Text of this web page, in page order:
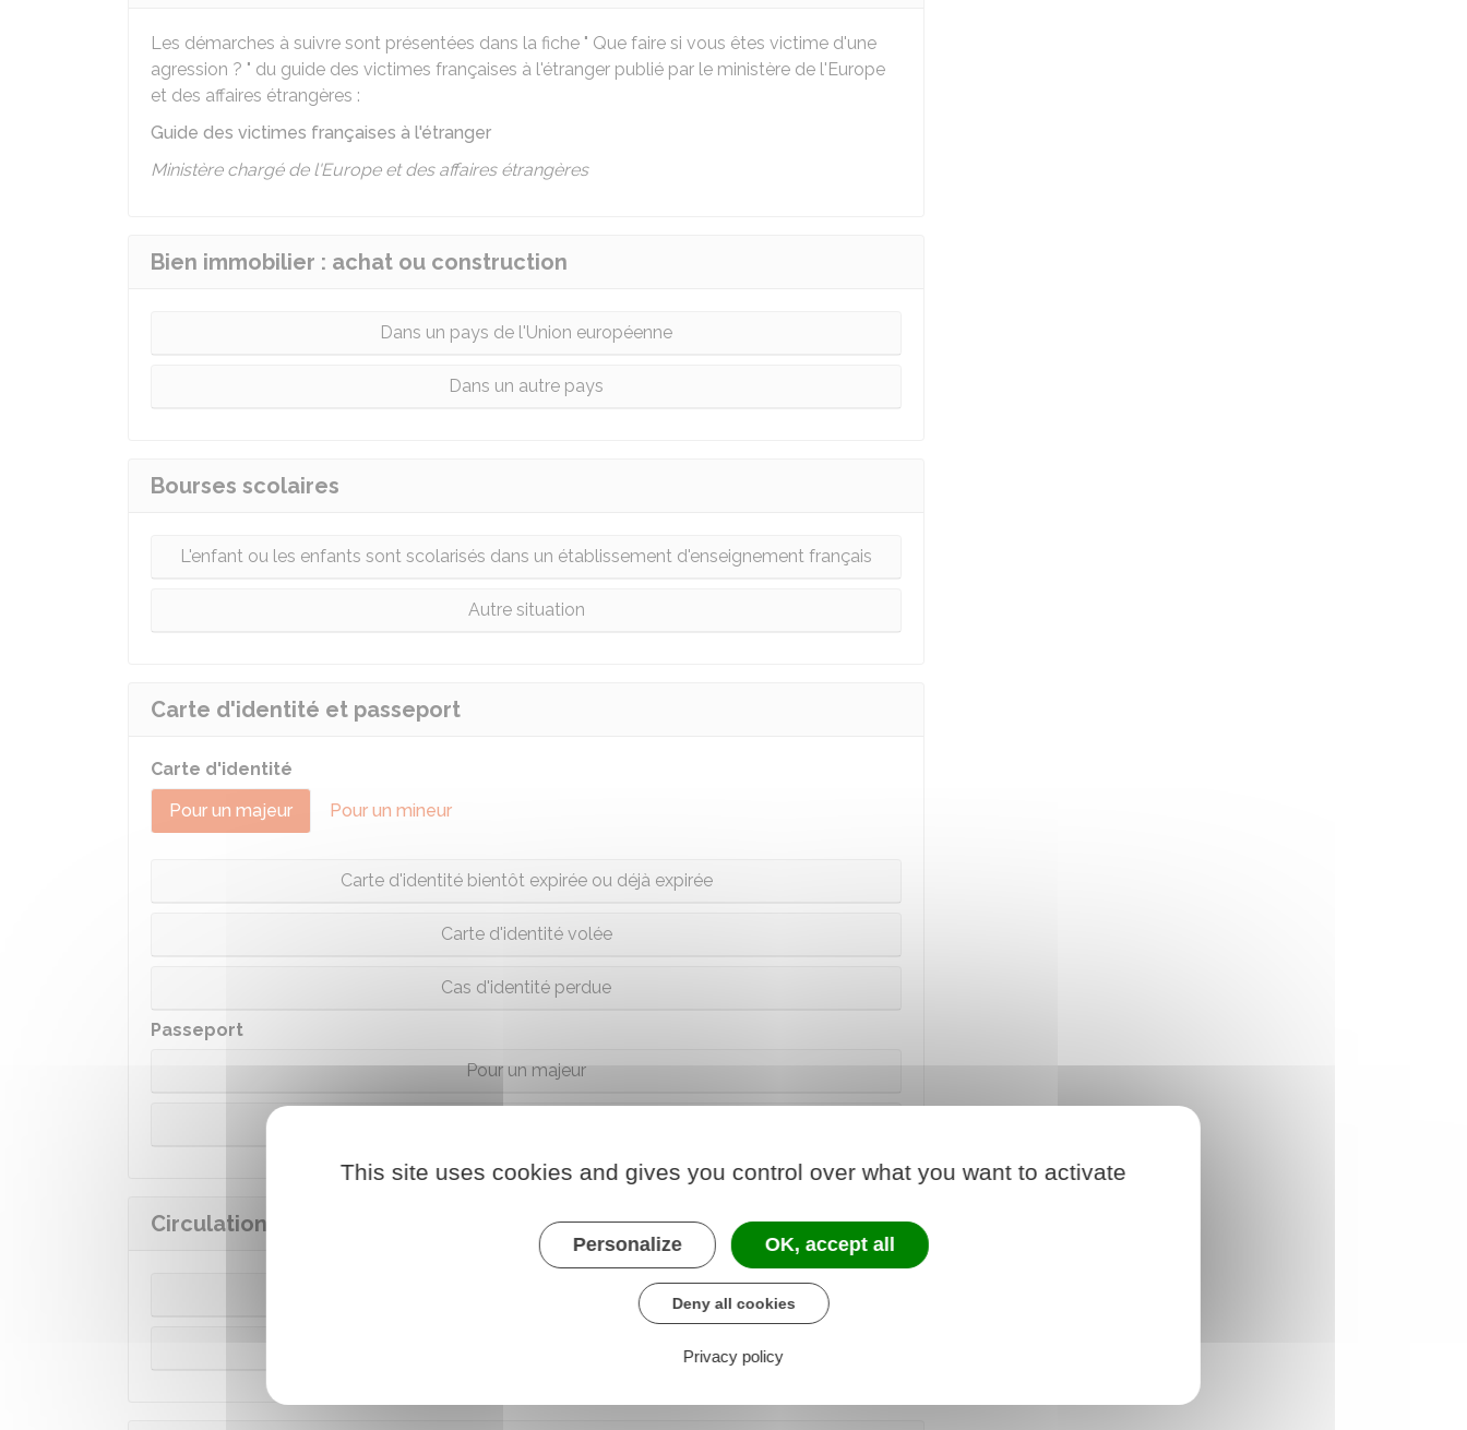
Les démarches à suivre sont présentées dans la fiche " Que faire si vous êtes victime d'une
agression ? " du guide des victimes françaises à l'étranger publié par le ministère de l'Europe
et des affaires étrangères :
Guide des victimes françaises à l'étranger
Ministère chargé de l'Europe et des affaires étrangères
Bien immobilier : achat ou construction
Dans un pays de l'Union européenne
Dans un autre pays
Bourses scolaires
L'enfant ou les enfants sont scolarisés dans un établissement d'enseignement français
Autre situation
Carte d'identité et passeport
Carte d'identité
Pour un majeur
Pour un mineur
Carte d'identité bientôt expirée ou déjà expirée
Carte d'identité volée
Cas d'identité perdue
Passeport
Pour un majeur
Circulation des véhicules sur la route et infractions routières
Vous vivez dans un pays de l'Union européenne
This site uses cookies and gives you control over what you want to activate
Personalize OK, accept all
Deny all cookies
Privacy policy